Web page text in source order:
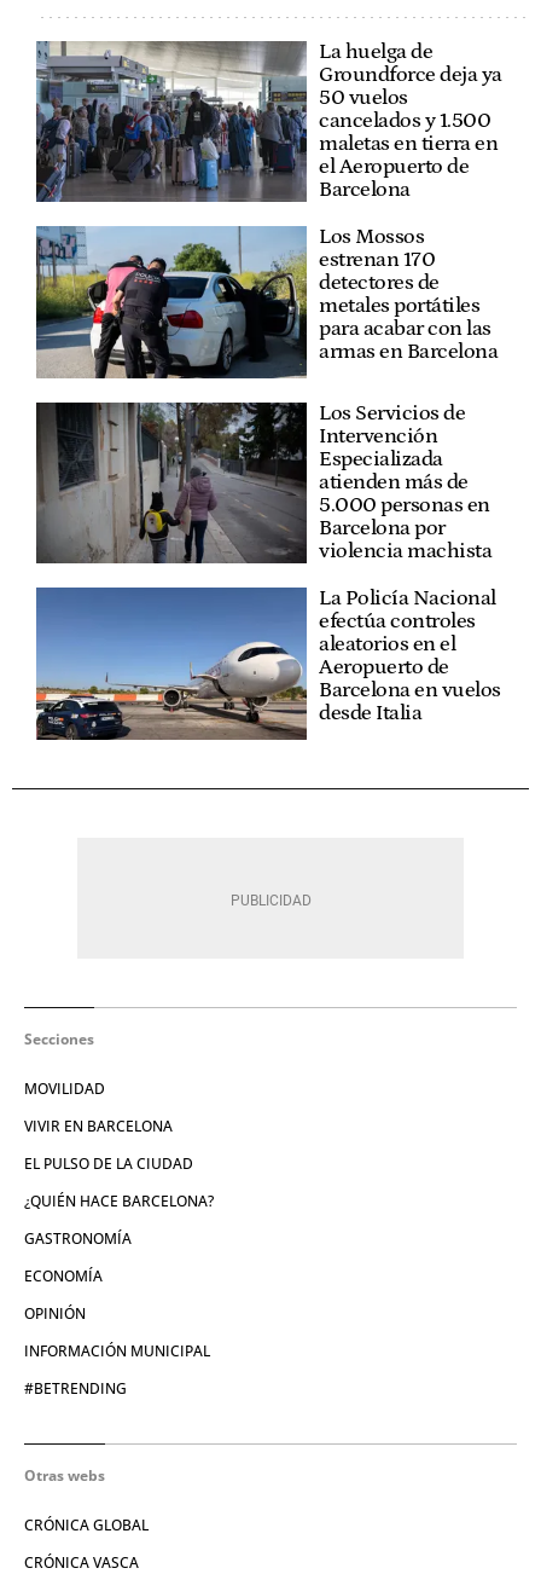
La huelga de
Groundforce deja ya
50 vuelos
cancelados y 1.500
maletas en tierra en
el Aeropuerto de
Barcelona
Los Mossos
estrenan 170
detectores de
metales portátiles
para acabar con las
armas en Barcelona
Los Servicios de
Intervención
Especializada
atienden más de
5.000 personas en
Barcelona por
violencia machista
La Policía Nacional
efectúa controles
aleatorios en el
Aeropuerto de
Barcelona en vuelos
desde Italia
Secciones
MOVILIDAD
VIVIR EN BARCELONA
EL PULSO DE LA CIUDAD
¿QUIÉN HACE BARCELONA?
GASTRONOMÍA
ECONOMÍA
OPINIÓN
INFORMACIÓN MUNICIPAL
#BETRENDING
Otras webs
CRÓNICA GLOBAL
CRÓNICA VASCA